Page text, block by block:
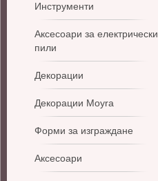
Инструменти
Аксесоари за електрически
пили
Декорации
Декорации Moyra
Форми за изграждане
Аксесоари